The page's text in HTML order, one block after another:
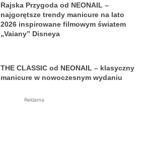
Rajska Przygoda od NEONAIL –
najgorętsze trendy manicure na lato
2026 inspirowane filmowym światem
„Vaiany” Disneya
THE CLASSIC od NEONAIL – klasyczny
manicure w nowoczesnym wydaniu
Reklama